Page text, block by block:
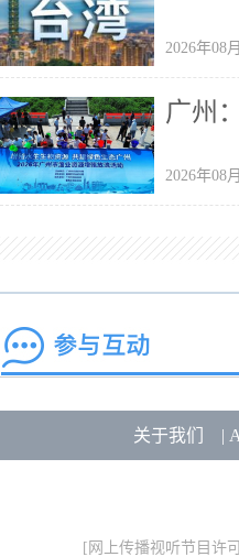
2026年08
广州
2026年08
关于我们 |
[ 网上传播视听节目许